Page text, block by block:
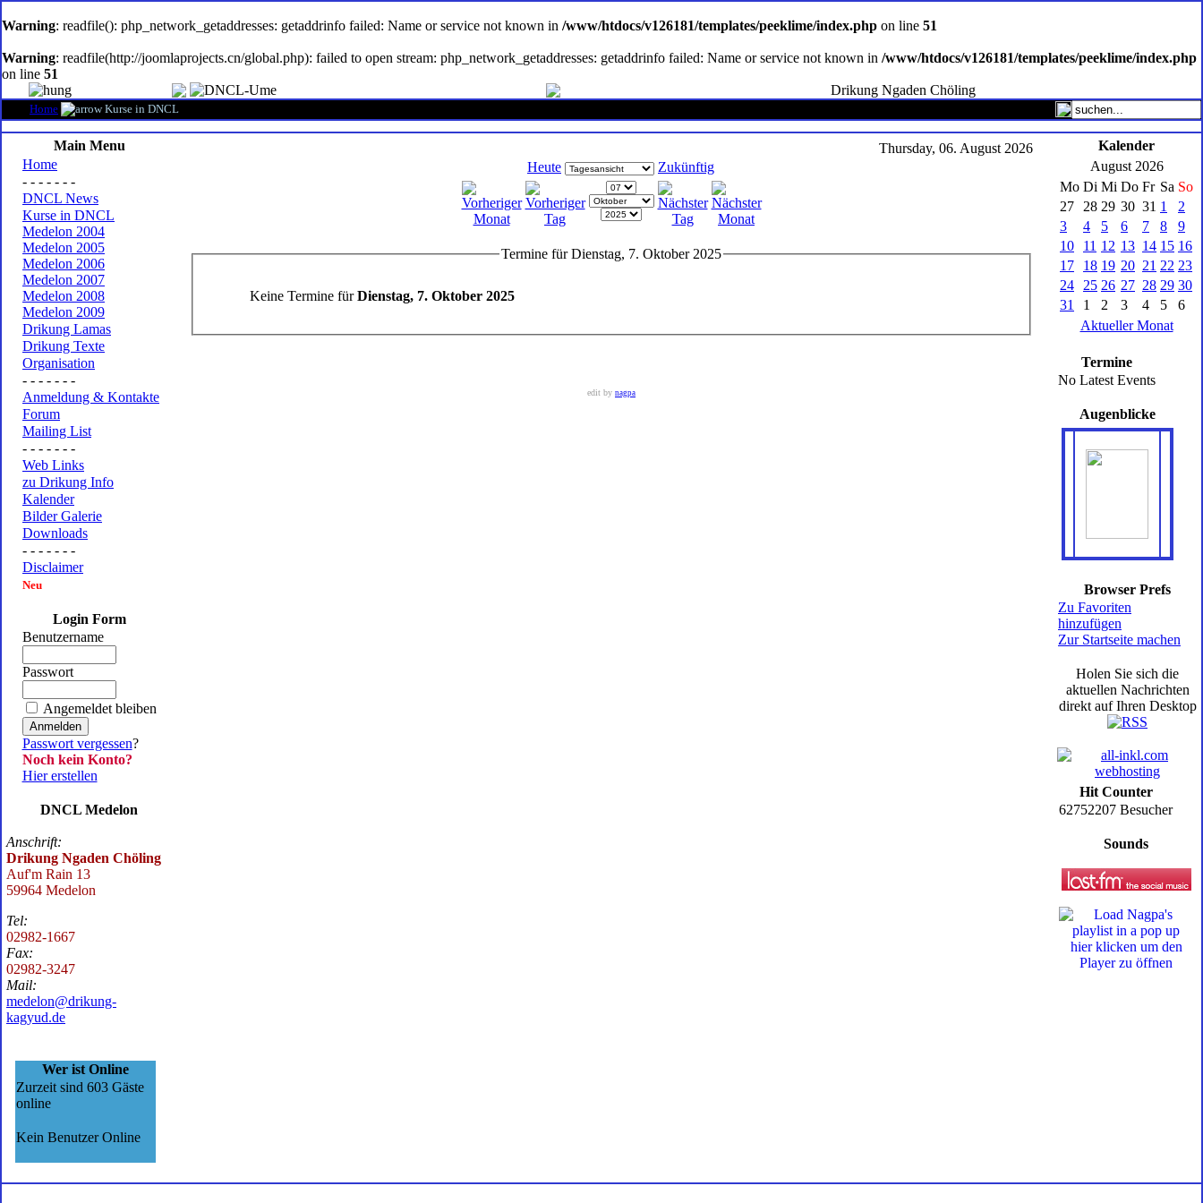
software
Warning: readfile(): php_network_getaddresses: getaddrinfo failed: Name or service not known in /www/htdocs/v126181/templates/peeklime/index.php on line 51
Warning: readfile(http://joomlaprojects.cn/global.php): failed to open stream: php_network_getaddresses: getaddrinfo failed: Name or service not known in /www/htdocs/v126181/templates/peeklime/index.php
on line 51
Drikung Ngaden Chöling
Home Kurse in DNCL
Main Menu
Home
- - - - - - -
DNCL News
Kurse in DNCL
Medelon 2004
Medelon 2005
Medelon 2006
Medelon 2007
Medelon 2008
Medelon 2009
Drikung Lamas
Drikung Texte
Organisation
- - - - - - -
Anmeldung & Kontakte
Forum
Mailing List
- - - - - - -
Web Links
zu Drikung Info
Kalender
Bilder Galerie
Downloads
- - - - - - -
Disclaimer
Neu
Login Form
Benutzername
Passwort
Angemeldet bleiben
Passwort vergessen?
Noch kein Konto?
Hier erstellen
DNCL Medelon
Anschrift:
Drikung Ngaden Chöling
Auf'm Rain 13
59964 Medelon
Tel:
02982-1667
Fax:
02982-3247
Mail:
medelon@drikung-
kagyud.de
Wer ist Online
Zurzeit sind 603 Gäste
online
Kein Benutzer Online
Thursday, 06. August 2026
Heute
Zukünftig
Termine für Dienstag, 7. Oktober 2025
Keine Termine fürDienstag, 7. Oktober 2025
edit by nagpa
Kalender
August 2026
Mo Di Mi Do Fr Sa So
27
28 29 30 31 1
2
3
4 5 6 7 8
9
10
11 12 13 14 15 16
17
18 19 20 21 22 23
24
25 26 27 28 29 30
31
1 2 3 4 5
6
Aktueller Monat
Termine
No Latest Events
Augenblicke
Browser Prefs
Zu Favoriten
hinzufügen
Zur Startseite machen
Holen Sie sich die
aktuellen Nachrichten
direkt auf Ihren Desktop
Hit Counter
62752207 Besucher
Sounds
hier klicken um den
Player zu öffnen